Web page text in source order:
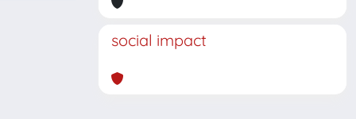
social impact